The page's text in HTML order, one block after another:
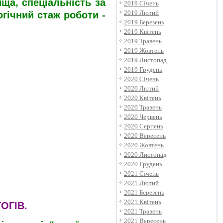
спеціальність за
стаж роботи -
2019 Січень
2019 Лютий
2019 Березень
2019 Квітень
2019 Травень
2019 Жовтень
2019 Листопад
2019 Грудень
2020 Січень
2020 Лютий
2020 Квітень
2020 Травень
2020 Червень
2020 Серпень
2020 Вересень
2020 Жовтень
2020 Листопад
2020 Грудень
2021 Січень
2021 Лютий
2021 Березень
2021 Квітень
2021 Травень
2021 Вересень